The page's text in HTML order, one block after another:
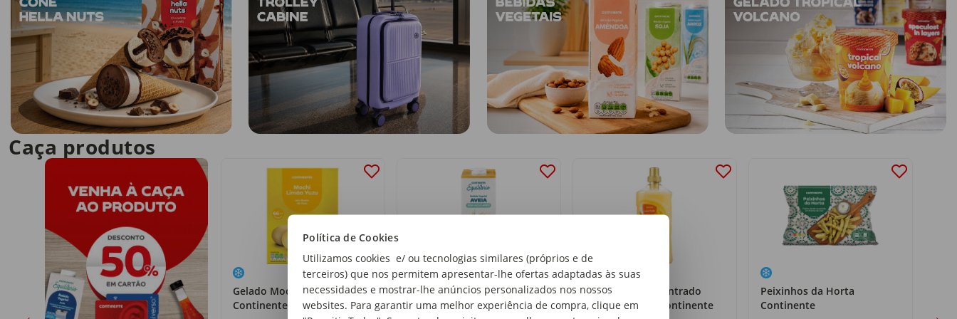
Política de Cookies
Utilizamos cookies e/ ou tecnologias similares (próprios e de
terceiros) que nos permitem apresentar-lhe ofertas adaptadas às suas
necessidades e mostrar-lhe anúncios personalizados nos nossos
websites. Para garantir uma melhor experiência de compra, clique em
Caça produtos
Gelado Mochi Limão Yuzu
Continente
Bebida Vegetal de Aveia sem
Açúcar Continente Equilíbrio
Lava Tudo Concentrado
Power+ Cítrico Continente
Peixinhos da Horta
Continente